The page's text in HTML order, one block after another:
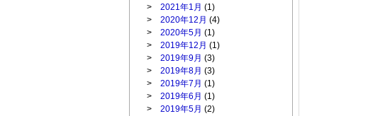
> 2021年1月 (1)
> 2020年12月 (4)
> 2020年5月 (1)
> 2019年12月 (1)
> 2019年9月 (3)
> 2019年8月 (3)
> 2019年7月 (1)
> 2019年6月 (1)
> 2019年5月 (2)